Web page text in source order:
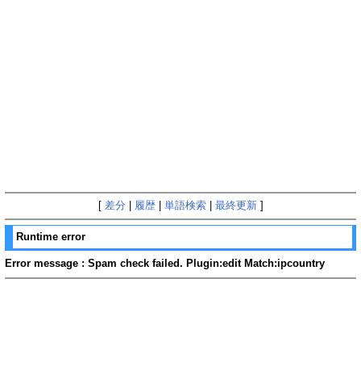
[ 差分 履歴| 単語検索| 最終更新]
Runtime error
Error message : Spam check failed. Plugin:edit Match:ipcountry